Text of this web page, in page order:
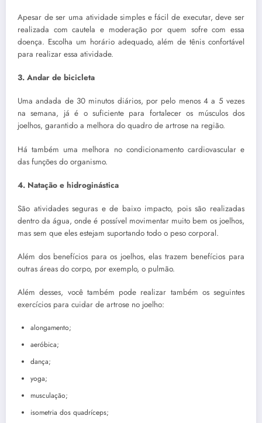
Apesar de ser uma atividade simples e fácil de executar, deve ser
realizada com cautela e moderação por quem sofre com essa
doença. Escolha um horário adequado, além de tênis confortável
para realizar essa atividade.
3. Andar de bicicleta
Uma andada de 30 minutos diários, por pelo menos 4 a 5 vezes
na semana, já é o suficiente para fortalecer os músculos dos
joelhos, garantido a melhora do quadro de artrose na região.
Há também uma melhora no condicionamento cardiovascular e
das funções do organismo.
4. Natação e hidroginástica
São atividades seguras e de baixo impacto, pois são realizadas
dentro da água, onde é possível movimentar muito bem os joelhos,
mas sem que eles estejam suportando todo o peso corporal.
Além dos benefícios para os joelhos, elas trazem benefícios para
outras áreas do corpo, por exemplo, o pulmão.
Além desses, você também pode realizar também os seguintes
exercícios para cuidar de artrose no joelho:
alongamento;
aeróbica;
dança;
yoga;
musculação;
isometria dos quadríceps;